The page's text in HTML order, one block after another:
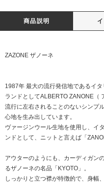
商品説明
ZAZONE ザノーネ
1987年 最大の流行発信地であるイ
ランドとしてALBERTO ZANONE（
流行に左右されることのないシンプ
心地を生み出しています。
ヴァージンウール生地を使用し、イ
ンドとして、ニットと言えば「
アウターのようにも、カーディガン
るザノーネの名品「KYOTO」。
しっかりと立つ襟が特徴的で、身幅